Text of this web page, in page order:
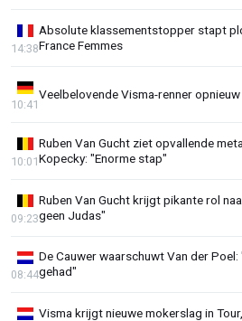
Absolute klassementstopper stapt
France Femmes
14:38
Veelbelovende Visma-renner
10:41
Ruben Van Gucht ziet opvallende
Kopecky: "Enorme stap"
10:01
Ruben Van Gucht krijgt pikante rol
geen Judas"
09:23
De Cauwer waarschuwt Van der Poel:
gehad"
08:44
Visma krijgt nieuwe mokerslag in